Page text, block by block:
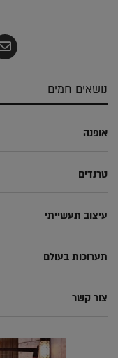
נושאים חמים
אופנה
טרנדים
עיצוב תעשייתי
תערוכות בעולם
צור קשר